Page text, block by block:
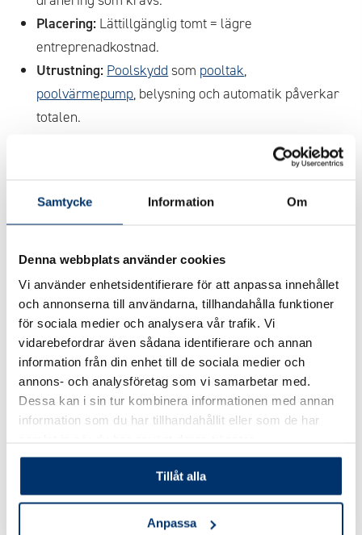
Samtycke Information Om
Denna webbplats använder cookies
Vi använder enhetsidentifierare för att anpassa innehållet
och annonserna till användarna, tillhandahålla funktioner
för sociala medier och analysera vår trafik. Vi
vidarebefordrar även sådana identifierare och annan
information från din enhet till de sociala medier och
annons- och analysföretag som vi samarbetar med.
Dessa kan i sin tur kombinera informationen med annan
information som du har tillhandahållit eller som de har
Tillåt alla
Anpassa
Placering: Lättillgänglig tomt = lägre
entreprenadkostnad.
Utrustning: Poolskydd som pooltak,
poolvärmepump, belysning och automatik påverkar
totalen.
Möjliga besparingar
Eget arbete:Spara upp till 100 000–150 000 kr
uppvärmningskostnaderna med upp till 50 %.
Energieffektiva system:Smart styrning och
värmepump ger långsiktiga vinster.
Sammanfattning
kostnad
Gör det
ca 200
Billigare, flexibel
kunskap